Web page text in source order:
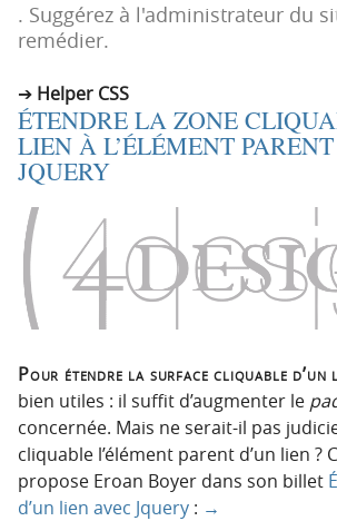
i
c
i
p
a
e
n
. Suggérez à l'administrateur du
remédier.
Helper CSS
ÉTENDRE LA ZONE
LIEN À L’ÉLÉMENT
JQUERY
Pour étendre la surface cliquable d’un
bien utiles : il suffit d’augmenter le
concernée. Mais ne serait-il pas
cliquable l’élément parent d’un lien ?
propose Eroan Boyer dans son billet
d’un lien avec Jquery : →